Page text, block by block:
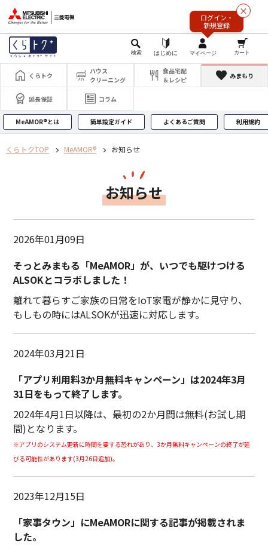
×
ログイン・
新規登録
くらトク
ハウス
クリーニング
食品宅配
＆レシピ
みまもり
延長保証 コラム
MeAMOR®とは 簡単設定ガイド よくあるご質問 利用規約
くらトクTOP MeAMOR® お知らせ
お知らせ
2026年01月09日
そっとみまもる「MeAMOR」が、いつでも駆けつける
ALSOKとコラボしました！
離れて暮らすご家族の日常をIoT家電が静かに見守り、
もしもの時にはALSOKが迅速に対応します。
2024年03月21日
「アプリ利用料3か月無料キャンペーン」は2024年3月
31日をもって終了します。
2024年4月1日以降は、最初の2か月間は無料(お試し期
間)となります。
※アプリのシステム更新に時間を要する恐れがあり、3か月無料キャンペーンの終了が延
びる可能性があります(3月26日追加)。
2023年12月15日
「家事タウン」にMeAMORに関する記事が掲載されま
した。